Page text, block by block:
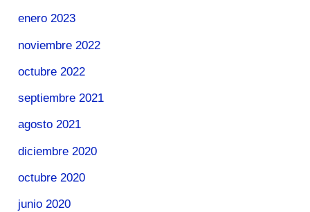
enero 2023
noviembre 2022
octubre 2022
septiembre 2021
agosto 2021
diciembre 2020
octubre 2020
junio 2020